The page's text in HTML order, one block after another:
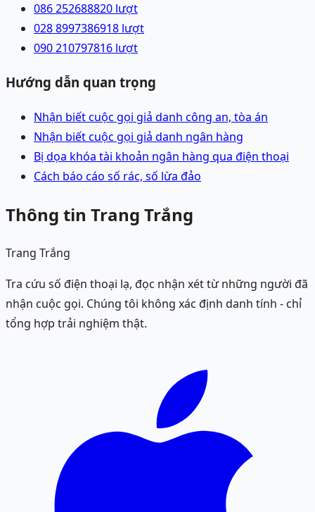
086 252688820 lượt
028 8997386918 lượt
090 210797816 lượt
Hướng dẫn quan trọng
Nhận biết cuộc gọi giả danh công an, tòa án
Nhận biết cuộc gọi giả danh ngân hàng
Bị dọa khóa tài khoản ngân hàng qua điện thoại
Cách báo cáo số rác, số lừa đảo
Thông tin Trang Trắng
Trang Trắng
Tra cứu số điện thoại lạ, đọc nhận xét từ những người đã
nhận cuộc gọi. Chúng tôi không xác định danh tính - chỉ
tổng hợp trải nghiệm thật.